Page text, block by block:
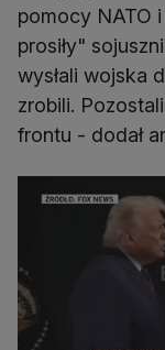
pomocy NATO
prosiły"
wysłali wojska
zrobili.
frontu - dodał